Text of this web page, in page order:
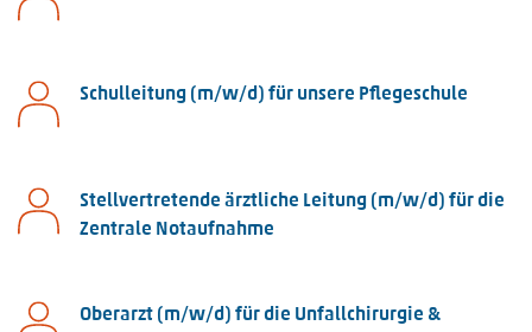
Schulleitung (m/w/d) für unsere Pflegeschule
Stellvertretende ärztliche Leitung (m/w/d) für die
Zentrale Notaufnahme
Oberarzt (m/w/d) für die Unfallchirurgie &